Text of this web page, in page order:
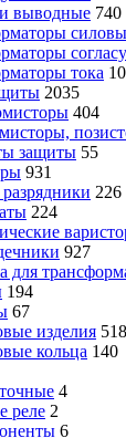
выводные 740
тока
2035
404
защиты 55
931
226
224
927
для
194
67
изделия 518
кольца 140
4
реле 2
6